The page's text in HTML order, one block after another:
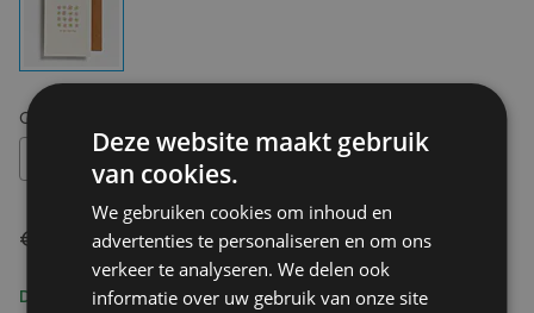
Choose your size:
€ 2,95
Delivery 2-3 Working days
Deze website maakt gebruik
van cookies.
We gebruiken cookies om inhoud en
advertenties te personaliseren en om ons
verkeer te analyseren. We delen ook
informatie over uw gebruik van onze site